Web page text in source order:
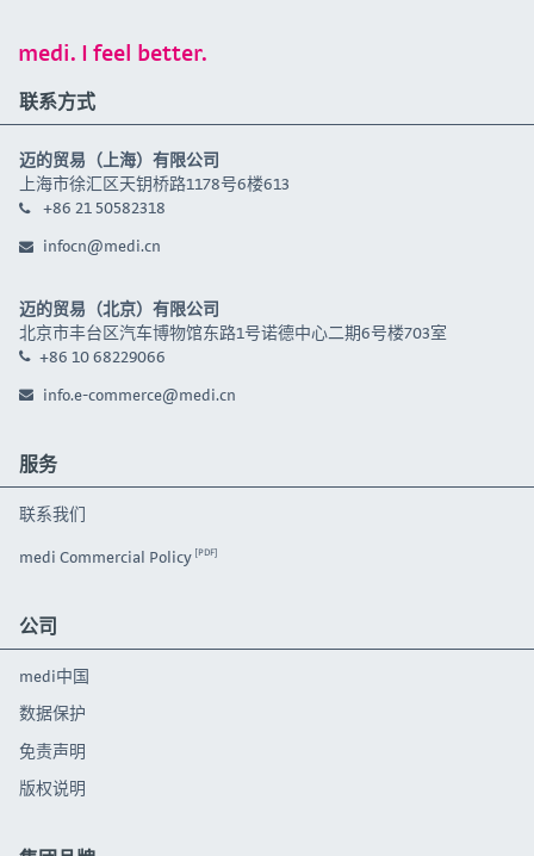
medi. I feel better.
联系方式
迈的贸易（上海）有限公司
上海市徐汇区天钥桥路1178号6楼613
+86 21 50582318
infocn@medi.cn
迈的贸易（北京）有限公司
北京市丰台区汽车博物馆东路1号诺德中心二期6号楼703室
+86 10 68229066
info.e-commerce@medi.cn
服务
联系我们
medi Commercial Policy
公司
medi中国
数据保护
免责声明
版权说明